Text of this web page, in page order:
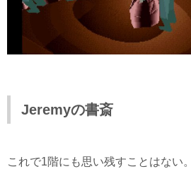
Jeremyの書斎
これで1階にも思い残すことはない